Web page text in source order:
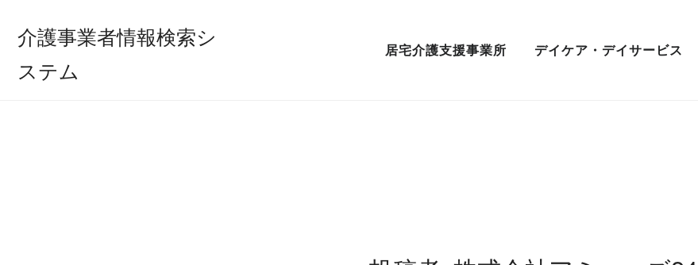
介護事業者情報検索シ
ステム
居宅介護支援事業所 デイケア・デイサービス